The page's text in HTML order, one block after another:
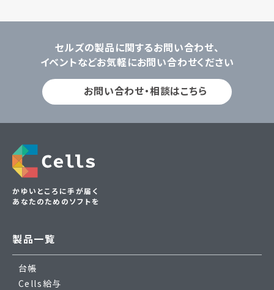
セルズの製品に関するお問い合わせ、
イベントなどお気軽にお問い合わせください
お問い合わせ・相談はこちら
かゆいところに手が届く
あなたのためのソフトを
製品一覧
台帳
Cells給与